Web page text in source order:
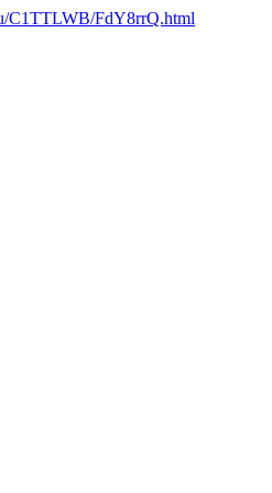
C1TTLWB/FdY8rrQ.html